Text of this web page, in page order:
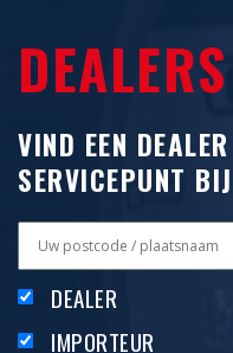
VIND EEN
SERVICEPUNT
DEALER
IMPORTEUR